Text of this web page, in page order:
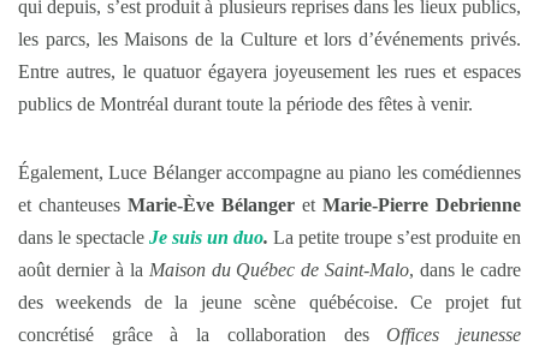
qui depuis, s’est produit à plusieurs reprises dans les lieux publics,
les parcs, les Maisons de la Culture et lors d’événements privés.
Entre autres, le quatuor égayera joyeusement les rues et espaces
publics de Montréal durant toute la période des fêtes à venir.
Également, Luce Bélanger accompagne au piano les comédiennes
et chanteuses Marie-Ève Bélanger et Marie-Pierre Debrienne
dans le spectacle Je suis un duo. La petite troupe s’est produite en
août dernier à la Maison du Québec de Saint-Malo, dans le cadre
des weekends de la jeune scène québécoise. Ce projet fut
concrétisé grâce à la collaboration desOffices jeunesse